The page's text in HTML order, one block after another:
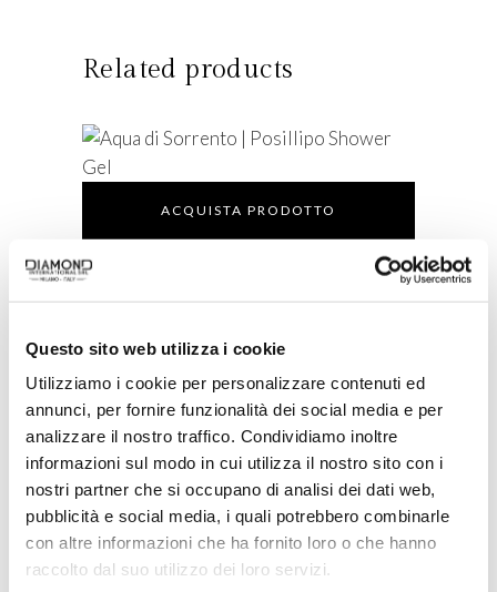
Questo sito web utilizza i cookie
Utilizziamo i cookie per personalizzare contenuti ed
annunci, per fornire funzionalità dei social media e per
analizzare il nostro traffico. Condividiamo inoltre
informazioni sul modo in cui utilizza il nostro sito con i
nostri partner che si occupano di analisi dei dati web,
pubblicità e social media, i quali potrebbero combinarle
con altre informazioni che ha fornito loro o che hanno
raccolto dal suo utilizzo dei loro servizi.
Related products
ACQUISTA PRODOTTO
AQUA DI SORRENTO | POSILLIPO
ACQUISTA PRODOTTO
RITUENA | MAGIE DI PERSIA GIFT
SET
ACQUISTA PRODOTTO